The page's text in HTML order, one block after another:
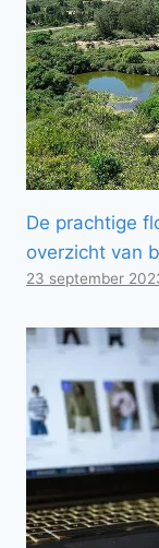
De prachtige
overzicht van
23 september